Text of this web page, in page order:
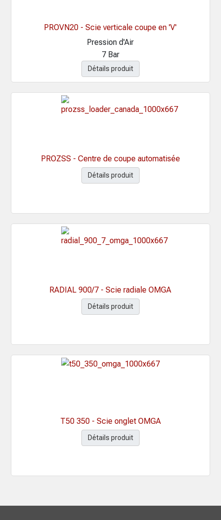
PROVN20 - Scie verticale coupe en 'V'
Pression d'Air
7 Bar
Détails produit
PROZSS - Centre de coupe automatisée
Détails produit
RADIAL 900/7 - Scie radiale OMGA
Détails produit
T50 350 - Scie onglet OMGA
Détails produit